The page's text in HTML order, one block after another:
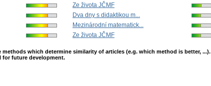
Ze života JČMF
Dva dny s didaktikou m...
Mezinárodní matematick...
Ze života JČMF
methods which determine similarity of articles (e.g. which method is better, ...).
for future development.